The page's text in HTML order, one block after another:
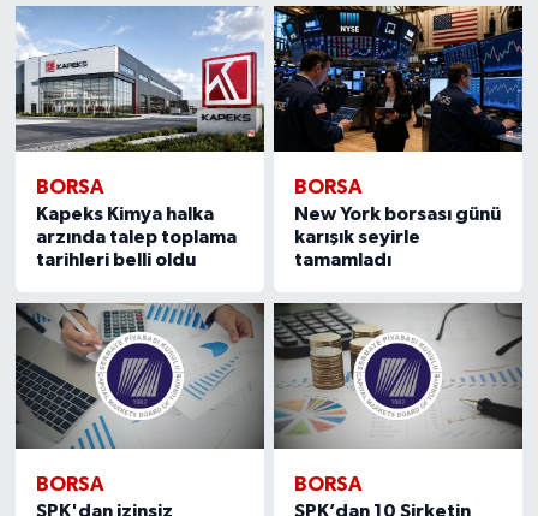
BORSA
Kapeks Kimya halka
arzında talep toplama
tarihleri belli oldu
BORSA
New York borsası günü
karışık seyirle
tamamladı
BORSA
SPK'dan izinsiz
BORSA
SPK’dan 10 Şirketin